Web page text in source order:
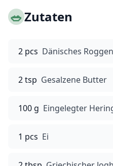
🥗Zutaten
2 pcs Dänisches
2 tsp Gesalzene Butter
100 g Eingelegter
1 pcs Ei